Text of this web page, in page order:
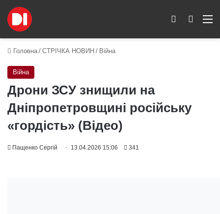
Пошук
Switch skin
Головна / СТРІЧКА НОВИН / Війна
Війна
Дрони ЗСУ знищили на
Дніпропетровщині російську
«гордість» (Відео)
Пащенко Сергій 13.04.2026 15:06 341